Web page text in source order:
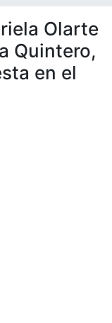
Olarte
Quintero,
en el